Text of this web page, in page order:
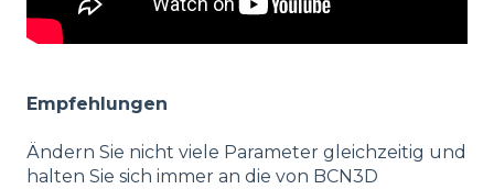
Empfehlungen
Ändern Sie nicht viele Parameter gleichzeitig und
halten Sie sich immer an die von BCN3D